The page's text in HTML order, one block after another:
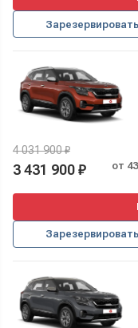
Зарезервировать
4 031 900 ₽
3 431 900 ₽ от
Зарезервировать